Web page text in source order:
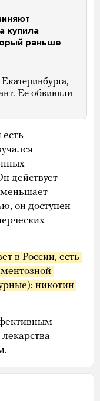
купила
раньше
Ее обвиняли
действует
он доступен
в России, есть
никотин